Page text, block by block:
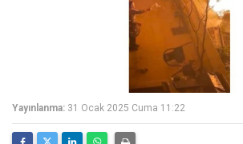
Yayınlanma: 31 Ocak 2025 Cuma 11:22